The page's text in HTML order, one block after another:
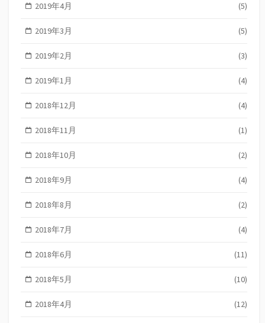
2019年4月 (5)
2019年3月 (5)
2019年2月 (3)
2019年1月 (4)
2018年12月 (4)
2018年11月 (1)
2018年10月 (2)
2018年9月 (4)
2018年8月 (2)
2018年7月 (4)
2018年6月 (11)
2018年5月 (10)
2018年4月 (12)